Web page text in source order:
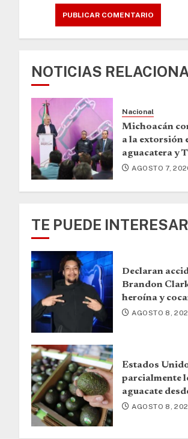
NOTICIAS
Nacional
Michoacán
a la extorsión
aguacatera y
AGOSTO 7,
TE PUEDE INTERESAR
Declaran
Brandon
heroína y
AGOSTO 8,
Estados
parcialmente
aguacate
AGOSTO 8,